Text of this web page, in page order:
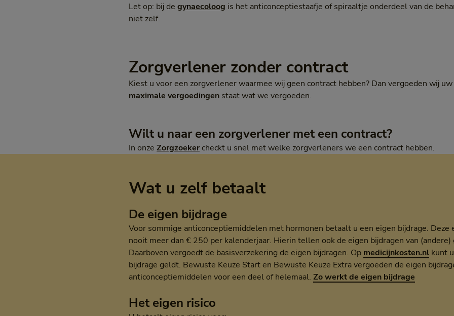
Let op: bij de gynaecoloog is het anticonceptiestaafje of spiraaltje onderdeel van de
niet zelf.
Zorgverlener zonder contract
Kiest u voor een zorgverlener waarmee wij geen contract hebben? Dan vergoeden wij
maximale vergoedingen staat wat we vergoeden.
Wilt u naar een zorgverlener met een contract?
In onze Zorgzoekercheckt u snel met welke zorgverleners we een contract hebben.
Wat u zelf betaalt
De eigen bijdrage
Voor sommige anticonceptiemiddelen met hormonen betaalt u een eigen bijdrage. Deze
nooit meer dan € 250 per kalenderjaar. Hierin tellen ook de eigen bijdragen van
Daarboven vergoedt de basisverzekering de eigen bijdragen. Op medicijnkosten.nl kunt
bijdrage geldt. Bewuste Keuze Start en Bewuste Keuze Extra vergoeden de eigen
anticonceptiemiddelen voor een deel of helemaal. Zo werkt de eigen bijdrage
Het eigen risico